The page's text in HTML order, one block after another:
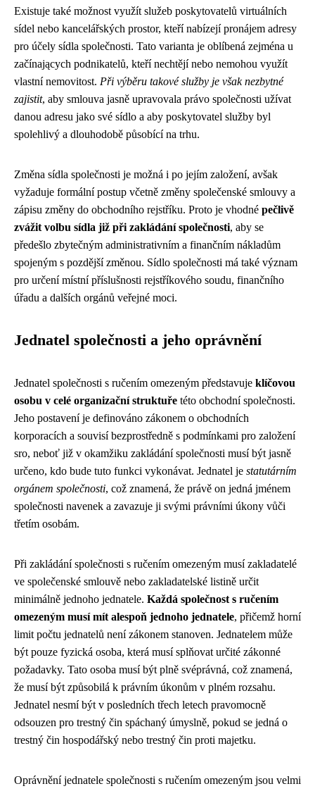
Existuje také možnost využít služeb poskytovatelů virtuálních
sídel nebo kancelářských prostor, kteří nabízejí pronájem adresy
pro účely sídla společnosti. Tato varianta je oblíbená zejména u
začínających podnikatelů, kteří nechtějí nebo nemohou využít
vlastní nemovitost. Při výběru takové služby je však nezbytné
zajistit, aby smlouva jasně upravovala právo společnosti užívat
danou adresu jako své sídlo a aby poskytovatel služby byl
spolehlivý a dlouhodobě působící na trhu.
Změna sídla společnosti je možná i po jejím založení, avšak
vyžaduje formální postup včetně změny společenské smlouvy a
zápisu změny do obchodního rejstříku. Proto je vhodné pečlivě
zvážit volbu sídla již při zakládání společnosti, aby se
předešlo zbytečným administrativním a finančním nákladům
spojeným s pozdější změnou. Sídlo společnosti má také význam
pro určení místní příslušnosti rejstříkového soudu, finančního
úřadu a dalších orgánů veřejné moci.
Jednatel společnosti a jeho oprávnění
Jednatel společnosti s ručením omezeným představuje klíčovou
osobu v celé organizační struktuře této obchodní společnosti.
Jeho postavení je definováno zákonem o obchodních
korporacích a souvisí bezprostředně s podmínkami pro založení
sro, neboť již v okamžiku zakládání společnosti musí být jasně
určeno, kdo bude tuto funkci vykonávat. Jednatel je statutárním
orgánem společnosti, což znamená, že právě on jedná jménem
společnosti navenek a zavazuje ji svými právními úkony vůči
třetím osobám.
Při zakládání společnosti s ručením omezeným musí zakladatelé
ve společenské smlouvě nebo zakladatelské listině určit
minimálně jednoho jednatele. Každá společnost s ručením
omezeným musí mít alespoň jednoho jednatele, přičemž horní
limit počtu jednatelů není zákonem stanoven. Jednatelem může
být pouze fyzická osoba, která musí splňovat určité zákonné
požadavky. Tato osoba musí být plně svéprávná, což znamená,
že musí být způsobilá k právním úkonům v plném rozsahu.
Jednatel nesmí být v posledních třech letech pravomocně
odsouzen pro trestný čin spáchaný úmyslně, pokud se jedná o
trestný čin hospodářský nebo trestný čin proti majetku.
Oprávnění jednatele společnosti s ručením omezeným jsou velmi